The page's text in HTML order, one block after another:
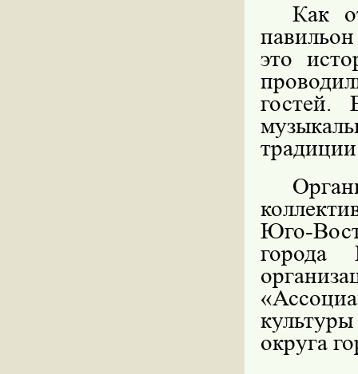
Как
это
гостей.
Юго-
города
округа